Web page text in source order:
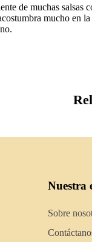
de muchas
mucho
Nuestra
Sobre